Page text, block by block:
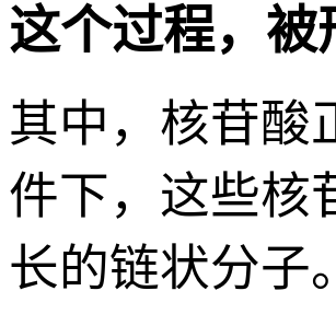
这个过程，被
其中，核苷酸
件下，这些核
长的链状分子